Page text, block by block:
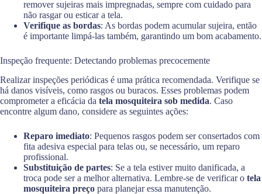
remover sujeiras mais impregnadas, sempre com cuidado para
não rasgar ou esticar a tela.
Verifique as bordas: As bordas podem acumular sujeira, então
é importante limpá-las também, garantindo um bom acabamento.
Inspeção frequente: Detectando problemas precocemente
Realizar inspeções periódicas é uma prática recomendada. Verifique se
há danos visíveis, como rasgos ou buracos. Esses problemas podem
comprometer a eficácia da tela mosquiteira sob medida. Caso
encontre algum dano, considere as seguintes ações:
Reparo imediato: Pequenos rasgos podem ser consertados com
fita adesiva especial para telas ou, se necessário, um reparo
profissional.
Substituição de partes: Se a tela estiver muito danificada, a
troca pode ser a melhor alternativa. Lembre-se de verificar o tela
mosquiteira preço para planejar essa manutenção.